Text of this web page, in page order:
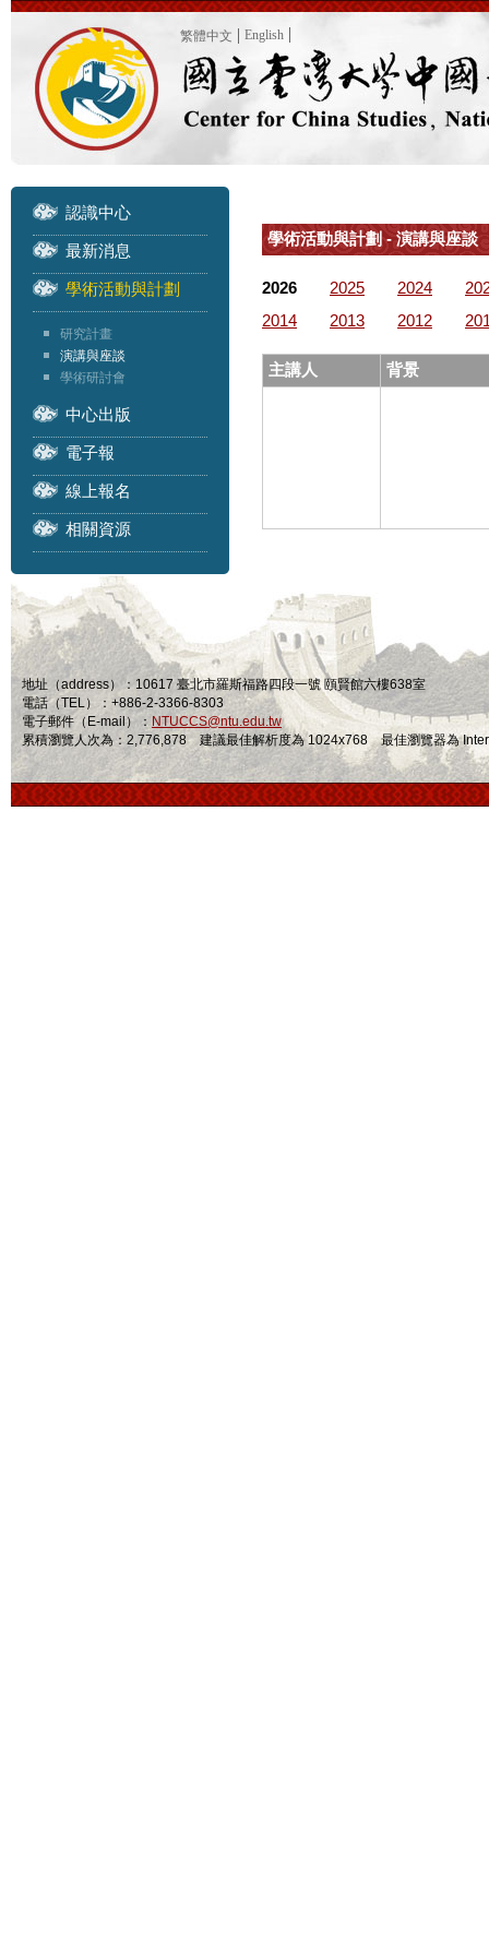
繁體中文 English
認識中心
最新消息
學術活動與計劃
研究計畫
演講與座談
學術研討會
中心出版
電子報
線上報名
相關資源
學術活動與計劃 - 演講與座談
2026 2025 2024
2014
2013 2012
主講人 背景
地址（address）：10617 臺北市羅斯福路四段一號 頤賢館六樓638室
電話（TEL）：+886-2-3366-8303
電子郵件（E-mail）： NTUCCS@ntu.edu.tw
累積瀏覽人次為：2,776,878 建議最佳解析度為 1024x768 最佳瀏覽器為